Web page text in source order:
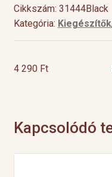
Cikkszám: 31444Black
Kategória: Kiegészítők
4 290 Ft
Kapcsolódó